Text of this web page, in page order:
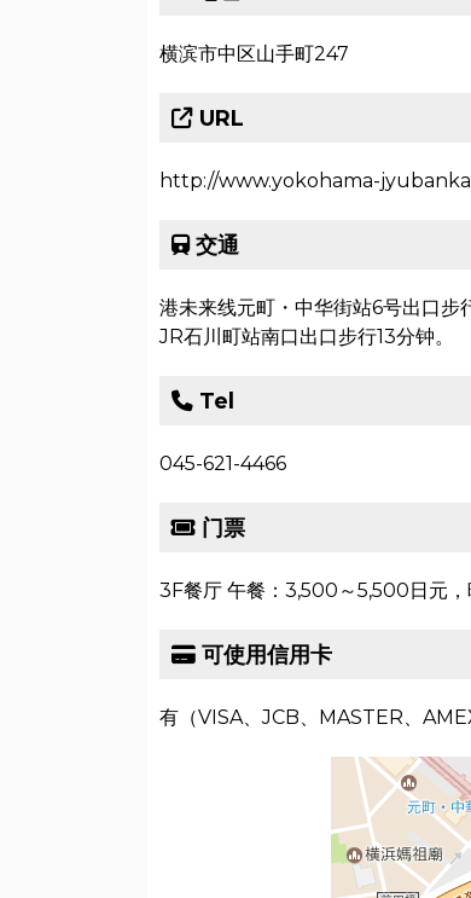
横滨市中区山手町247
URL
http://www.yokohama-
交通
港未来线元町・中华街站6号出口步
JR石川町站南口出口步行13分钟。
Tel
045-621-4466
门票
3F餐厅 午餐：3,500～5,500日元
可使用信用卡
有（VISA、JCB、MASTER、